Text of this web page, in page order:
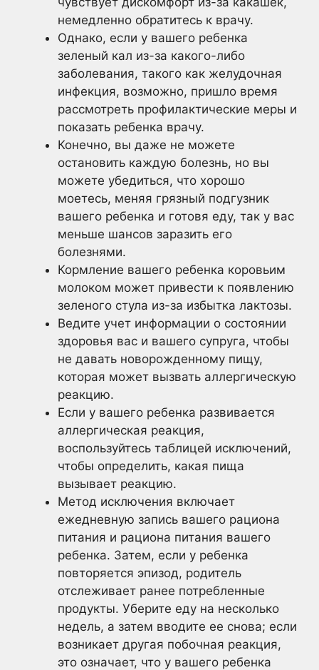
немедленно обратитесь к врачу.
Однако, если у вашего ребенка
зеленый кал из-за какого-либо
заболевания, такого как желудочная
инфекция, возможно, пришло время
рассмотреть профилактические меры и
показать ребенка врачу.
Конечно, вы даже не можете
остановить каждую болезнь, но вы
можете убедиться, что хорошо
моетесь, меняя грязный подгузник
вашего ребенка и готовя еду, так у вас
меньше шансов заразить его
болезнями.
Кормление вашего ребенка коровьим
молоком может привести к появлению
зеленого стула из-за избытка лактозы.
Ведите учет информации о состоянии
здоровья вас и вашего супруга, чтобы
не давать новорожденному пищу,
которая может вызвать аллергическую
реакцию.
Если у вашего ребенка развивается
аллергическая реакция,
воспользуйтесь таблицей исключений,
чтобы определить, какая пища
вызывает реакцию.
Метод исключения включает
ежедневную запись вашего рациона
питания и рациона питания вашего
ребенка. Затем, если у ребенка
повторяется эпизод, родитель
отслеживает ранее потребленные
продукты. Уберите еду на несколько
недель, а затем вводите ее снова; если
возникает другая побочная реакция,
это означает, что у вашего ребенка